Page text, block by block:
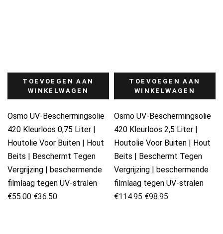
TOEVOEGEN AAN
WINKELWAGEN
Osmo UV-Beschermingsolie
420 Kleurloos 0,75 Liter |
Houtolie Voor Buiten | Hout
Beits | Beschermt Tegen
Vergrijzing | beschermende
filmlaag tegen UV-stralen
€55.00
Oorspronkelijke
€36.50
Huidige
TOEVOEGEN AAN
WINKELWAGEN
Osmo UV-Beschermingsolie
420 Kleurloos 2,5 Liter |
Houtolie Voor Buiten | Hout
Beits | Beschermt Tegen
Vergrijzing | beschermende
filmlaag tegen UV-stralen
€114.95
Oorspronkelijke
€98.95
Huidige